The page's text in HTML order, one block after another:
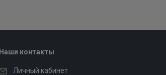
Наши контакты
Личный кабинет